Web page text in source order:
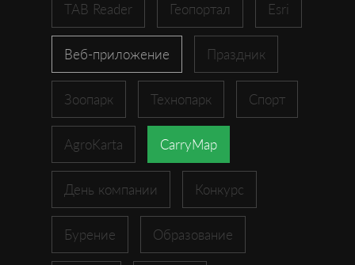
TAB Reader Геопортал Esri
Веб-приложение Праздник
Зоопарк Технопарк Спорт
AgroKarta CarryMap
День компании Конкурс
Бурение Образование